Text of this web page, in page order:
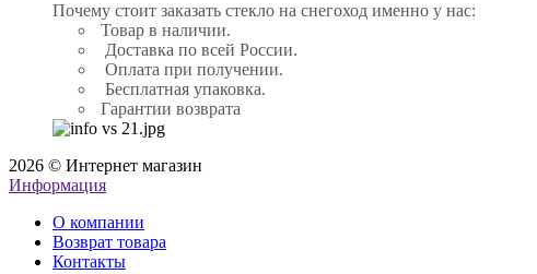
Почему стоит заказать стекло на снегоход именно у нас:
Товар в наличии.
Доставка по всей России.
Оплата при получении.
Бесплатная упаковка.
Гарантии возврата
2026 © Интернет магазин
Информация
О компании
Возврат товара
Контакты